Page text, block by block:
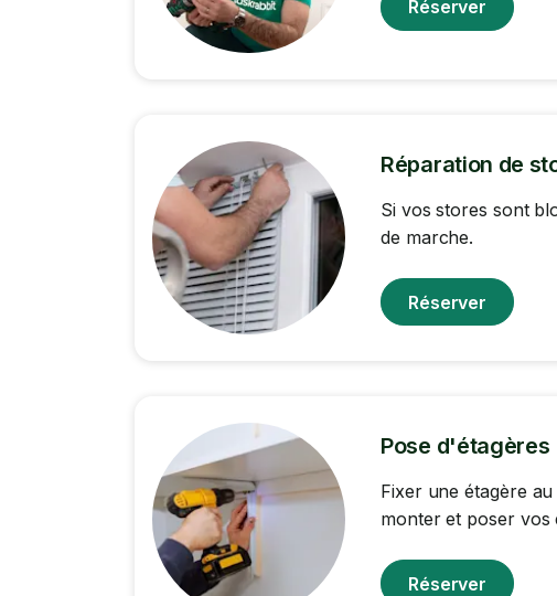
Réserver
Réparation de
Si vos stores sont
de marche.
Réserver
Pose d'étagères
Fixer une étagère
monter et poser vos
Réserver